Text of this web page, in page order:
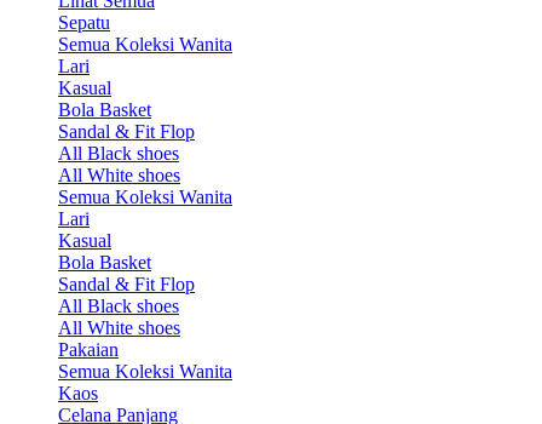
Sepatu
Semua Koleksi Wanita
Lari
Kasual
Bola Basket
Sandal & Fit Flop
All Black shoes
All White shoes
Semua Koleksi Wanita
Lari
Kasual
Bola Basket
Sandal & Fit Flop
All Black shoes
All White shoes
Pakaian
Semua Koleksi Wanita
Kaos
Celana Panjang